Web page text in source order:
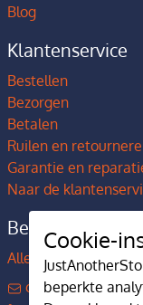
Blog
Klantenservice
Bestellen
Bezorgen
Betalen
Ruilen en
Garantie en
Naar de
Bedrijfsgegevens
Alles over
Cookie-
beperkte